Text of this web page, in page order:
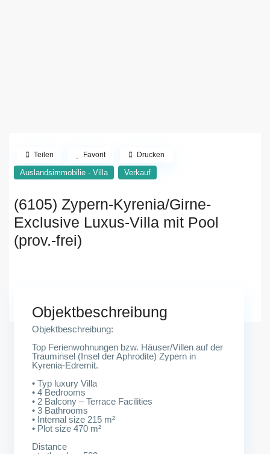
Auslandsimmobilie - Villa Verkauf
(6105) Zypern-Kyrenia/Girne-
Exclusive Luxus-Villa mit Pool
(prov.-frei)
Teilen Favorit Drucken
Objektbeschreibung
Objektbeschreibung:
Top Ferienwohnungen bzw. Häuser/Villen auf der
Trauminsel (Insel der Aphrodite) Zypern in
Kyrenia-Edremit.
• Typ luxury Villa
• 4 Bedrooms
• 2 Balcony – Terrace Facilities
• 3 Bathrooms
• Internal size 215 m²
• Plot size 470 m²
Distance